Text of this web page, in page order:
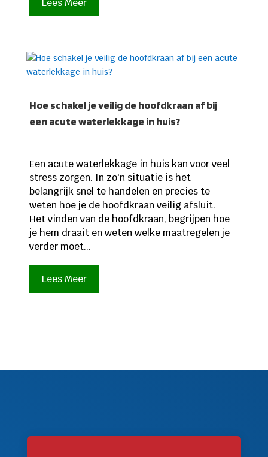
Lees Meer
Hoe schakel je veilig de hoofdkraan af bij
een acute waterlekkage in huis?
Een acute waterlekkage in huis kan voor veel
stress zorgen. In zo'n situatie is het
belangrijk snel te handelen en precies te
weten hoe je de hoofdkraan veilig afsluit.
Het vinden van de hoofdkraan, begrijpen hoe
je hem draait en weten welke maatregelen je
verder moet...
Lees Meer